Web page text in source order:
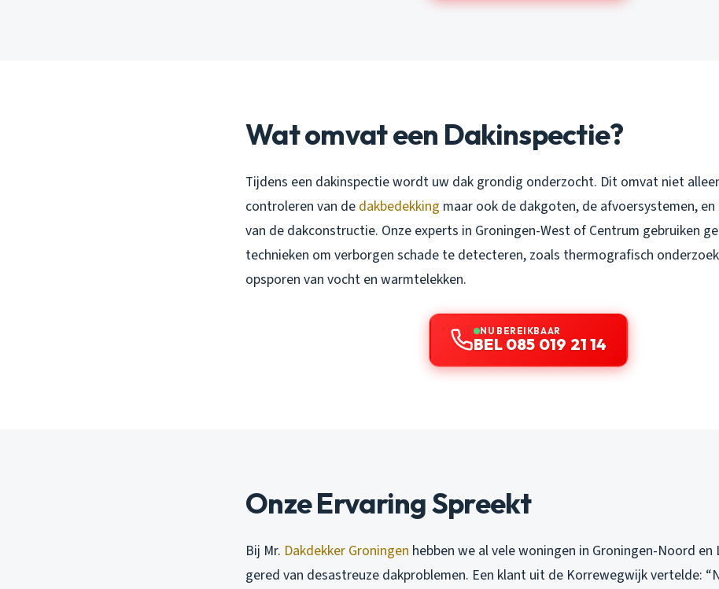
Wat omvat een Dakinspectie?
Tijdens een dakinspectie wordt uw dak grondig onderzocht. Dit omvat niet
controleren van de dakbedekking maar ook de dakgoten, de afvoersystemen,
van de dakconstructie. Onze experts in Groningen-West of Centrum gebruiken
technieken om verborgen schade te detecteren, zoals thermografisch
opsporen van vocht en warmtelekken.
NU BEREIKBAAR
BEL 085 019 21 14
Onze Ervaring Spreekt
Bij Mr. Dakdekker Groningen hebben we al vele woningen in Groningen-Noord en
gered van desastreuze dakproblemen. Een klant uit de Korrewegwijk vertelde: